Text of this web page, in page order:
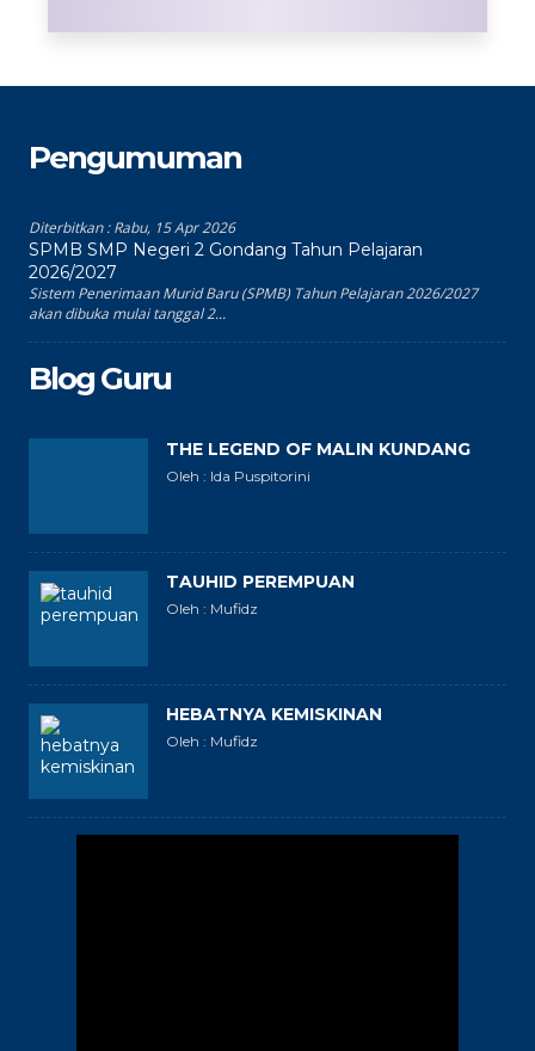
Pengumuman
Diterbitkan :Rabu, 15 Apr 2026
SPMB SMP Negeri 2 Gondang Tahun Pelajaran
2026/2027
Sistem Penerimaan Murid Baru (SPMB) Tahun Pelajaran 2026/2027
akan dibuka mulai tanggal 2...
Blog Guru
THE LEGEND OF MALIN KUNDANG
Oleh : Ida Puspitorini
TAUHID PEREMPUAN
Oleh : Mufidz
HEBATNYA KEMISKINAN
Oleh : Mufidz